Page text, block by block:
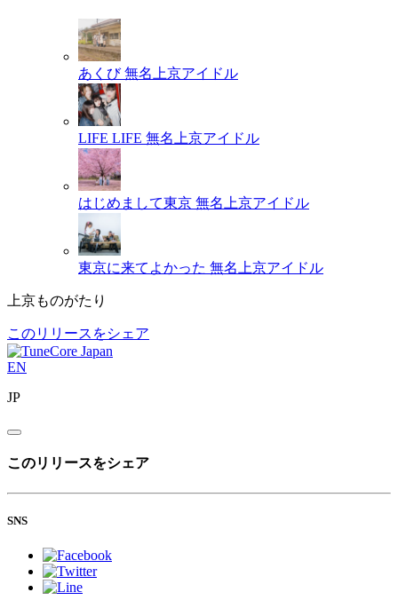
あくび 無名上京アイドル
LIFE LIFE 無名上京アイドル
はじめまして東京 無名上京アイドル
東京に来てよかった 無名上京アイドル
上京ものがたり
このリリースをシェア
EN
JP
このリリースをシェア
SNS